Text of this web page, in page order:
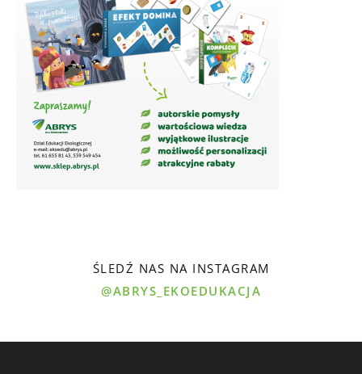
ŚLEDŹ NAS NA INSTAGRAM
@ABRYS_EKOEDUKACJA